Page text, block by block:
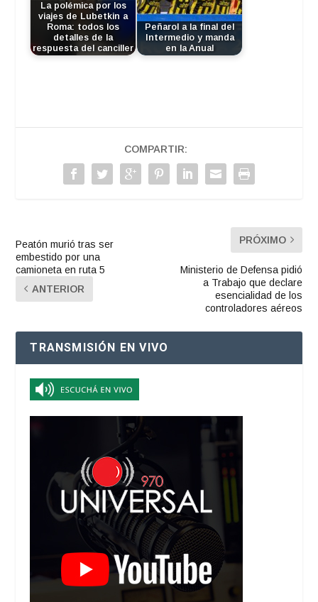
La polémica por los
viajes de Lubetkin a
Roma: todos los
detalles de la
respuesta del canciller
Peñarol a la final del
Intermedio y manda
en la Anual
COMPARTIR:
Peatón murió tras ser
embestido por una
camioneta en ruta 5
ANTERIOR
PRÓXIMO
Ministerio de Defensa pidió
a Trabajo que declare
esencialidad de los
controladores aéreos
TRANSMISIÓN EN VIVO